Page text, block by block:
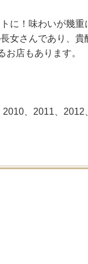
に！味わいが幾重
女さんであり、
お店もあります。
、2011、2012